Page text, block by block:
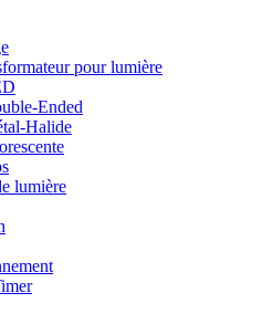
pour lumière
Ended
Halide
lumière